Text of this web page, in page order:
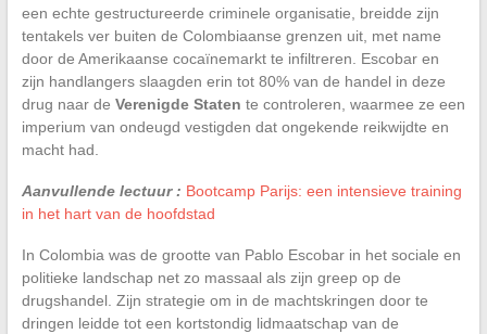
een echte gestructureerde criminele organisatie, breidde zijn
tentakels ver buiten de Colombiaanse grenzen uit, met name
door de Amerikaanse cocaïnemarkt te infiltreren. Escobar en
zijn handlangers slaagden erin tot 80% van de handel in deze
drug naar de Verenigde Staten te controleren, waarmee ze een
imperium van ondeugd vestigden dat ongekende reikwijdte en
macht had.
Aanvullende lectuur : Bootcamp Parijs: een intensieve training
in het hart van de hoofdstad
In Colombia was de grootte van Pablo Escobar in het sociale en
politieke landschap net zo massaal als zijn greep op de
drugshandel. Zijn strategie om in de machtskringen door te
dringen leidde tot een kortstondig lidmaatschap van de